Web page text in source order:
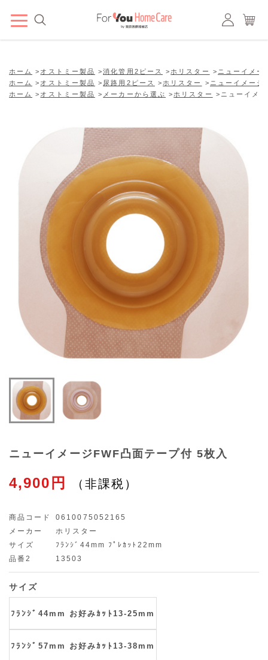
ホーム > オストミー製品 >消化管用2ピース > ホリスター > ニューイメー
ホーム
> オストミー製品 > 尿路用2ピース > ホリスター > ニューイメージ
ホーム
> オストミー製品 > メーカーから選ぶ > ホリスター > ニューイメ
ニューイメージFWF凸面テープ付 5枚入
4,900円
商品コード
0610075052165
メーカー
ホリスター
サイズ
ﾌﾗﾝｼﾞ44mm ﾌﾟﾚｶｯﾄ22mm
品番2
13503
サイズ
ﾌﾗﾝｼﾞ44mm お好みｶｯﾄ13-25mm
ﾌﾗﾝｼﾞ57mm お好みｶｯﾄ13-38mm